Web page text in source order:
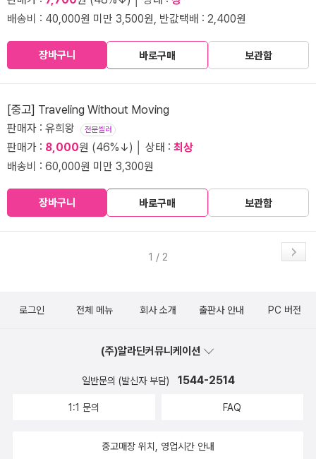
배송비 : 40,000원 미만 3,500원, 반값택배 : 2,400원
장바구니 바로구매 보관함
[중고] Traveling Without Moving
판매자 : 유희왕 전문셀러
판매가 : 8,000원 (46%↓) │ 상태 : 최상
배송비 : 60,000원 미만 3,300원
장바구니 바로구매 보관함
1 / 2
로그인 전체 메뉴 회사 소개 출판사 안내 PC 버전
(주)알라딘커뮤니케이션
일반문의 (발신자 부담) 1544-2514
1:1 문의 FAQ
중고매장 위치, 영업시간 안내